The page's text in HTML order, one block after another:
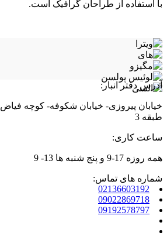
با استفاده از طراحان گرافیک است.
آدرس دفتر انبار:
طبقه 3
ساعت کاری:
همه روزه 17-9 و پنج شنبه ها 13- 9
شماره های تماس:
02136603192
09022869718
09192578797